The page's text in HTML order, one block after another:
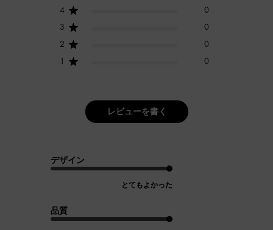
4
0
3
0
2
0
1
0
レビューを書く
デザイン
とてもよかった
品質